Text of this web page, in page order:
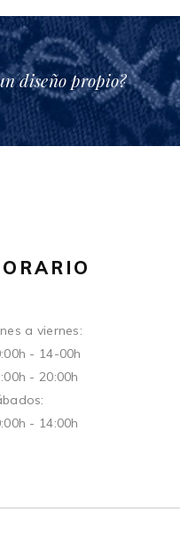
diseño propio?
a viernes:
- 14-00h
- 20:00h
- 14:00h